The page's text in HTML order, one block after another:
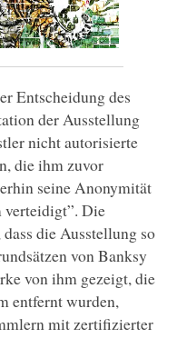
Entscheidung des
der Ausstellung
nicht autorisierte
die ihm zuvor
seine Anonymität
verteidigt”. Die
die Ausstellung so
von Banksy
von ihm gezeigt, die
entfernt wurden,
mit zertifizierter